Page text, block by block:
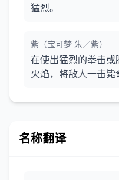
猛烈。
紫（宝可梦 朱／紫）
在使出猛烈的拳击
火焰，将敌人一击毙
名称翻译